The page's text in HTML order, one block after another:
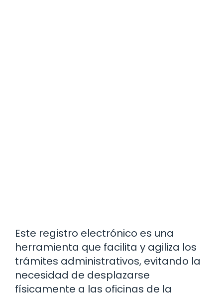
Este registro electrónico es una
herramienta que facilita y agiliza los
trámites administrativos, evitando la
necesidad de desplazarse
físicamente a las oficinas de la